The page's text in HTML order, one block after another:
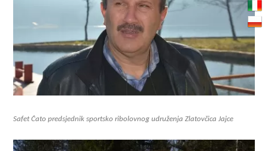
Safet Ćato predsjednik sportsko ribolovnog udruženja Zlatovčica Jajce